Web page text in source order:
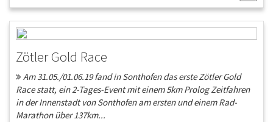
Zötler Gold Race
Am 31.05./01.06.19 fand in Sonthofen das erste Zötler Gold
Race statt, ein 2-Tages-Event mit einem 5km Prolog Zeitfahren
in der Innenstadt von Sonthofen am ersten und einem Rad-
Marathon über 137km...